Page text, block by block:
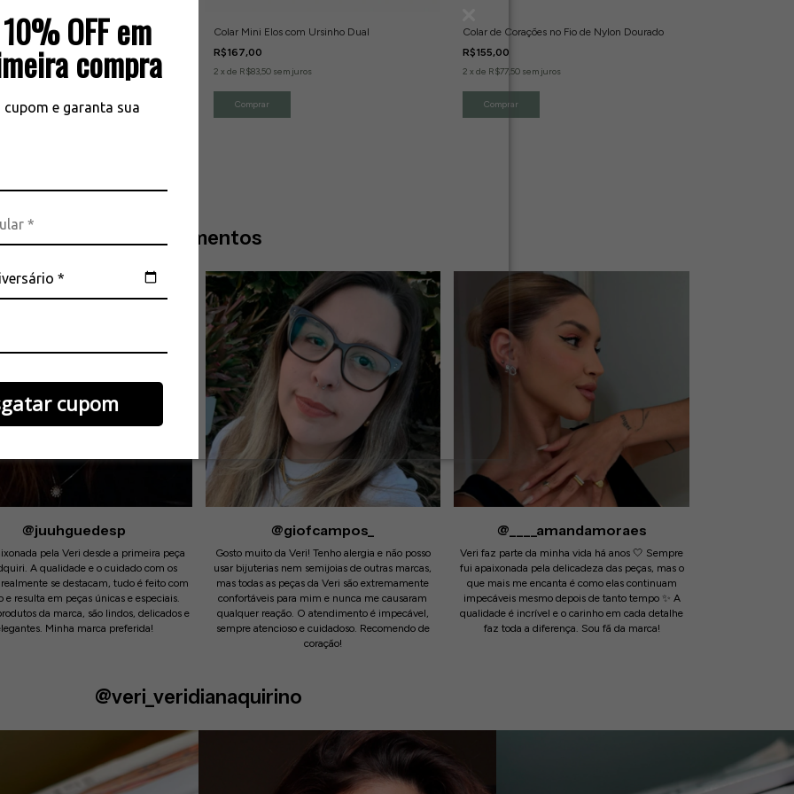
OFF em
compra
cupom e garanta sua
cupom
Lotus Petalas Coloridas Banho de
Colar Mini Elos com Ursinho Dual
R$167,00
2 x de R$83,50 sem juros
Colar de Corações no Fio de Nylon Dourado
R$155,00
2 x de R$77,50 sem juros
Depoimentos
@juuhguedesp
pela Veri desde a primeira peça
A qualidade e o cuidado com os
se destacam, tudo é feito com
e resulta em peças únicas e especiais.
da marca, são lindos, delicados e
Minha marca preferida!
@giofcampos_
Gosto muito da Veri! Tenho alergia e não posso
usar bijuterias nem semijoias de outras marcas,
mas todas as peças da Veri são extremamente
confortáveis para mim e nunca me causaram
qualquer reação. O atendimento é impecável,
sempre atencioso e cuidadoso. Recomendo de
coração!
@____amandamoraes
Veri faz parte da minha vida há anos 🤍 Sempre
fui apaixonada pela delicadeza das peças, mas o
que mais me encanta é como elas continuam
impecáveis mesmo depois de tanto tempo ✨ A
qualidade é incrível e o carinho em cada detalhe
faz toda a diferença. Sou fã da marca!
@veri_veridianaquirino